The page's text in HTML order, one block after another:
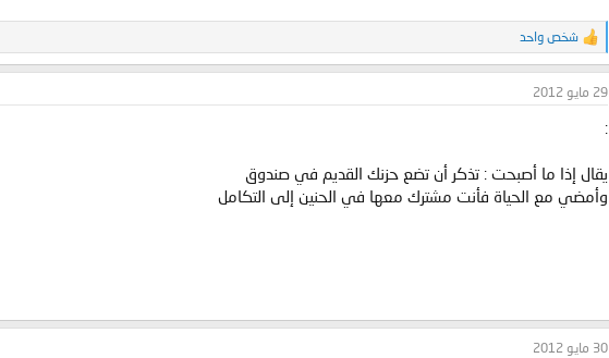
ا
ل
ت
ف
ا
ت
:
شخص واحد
29 مايو 2012
:
يقال إذا ما أصبحت : تذكر أن تضع حزنك القديم في صندوق
وأمضي مع الحياة فأنت مشترك معها في الحنين إلى التكامل
30 مايو 2012